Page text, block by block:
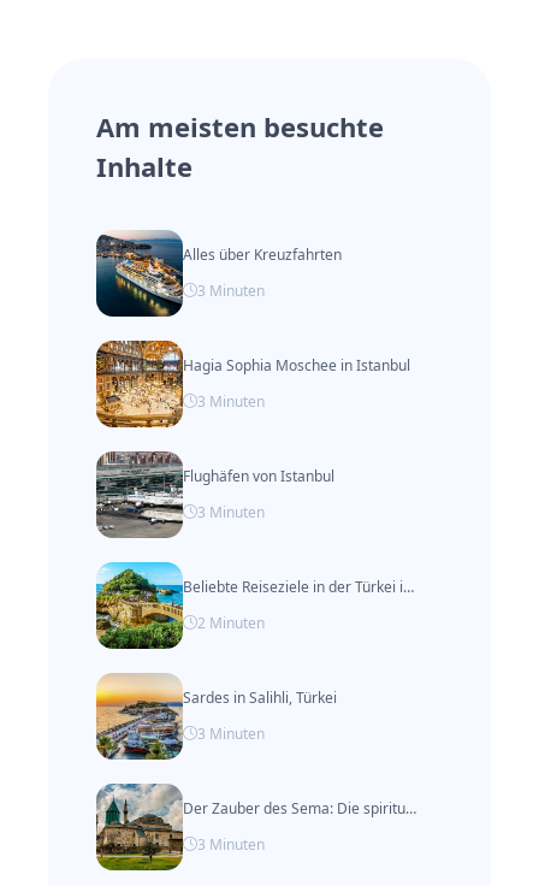
Am meisten besuchte
Inhalte
Alles über Kreuzfahrten
3 Minuten
Hagia Sophia Moschee in Istanbul
3 Minuten
Flughäfen von Istanbul
3 Minuten
Beliebte Reiseziele in der Türkei im Herbst
2 Minuten
Sardes in Salihli, Türkei
3 Minuten
Der Zauber des Sema: Die spirituelle Reise durch den Tanz der Derwische
3 Minuten